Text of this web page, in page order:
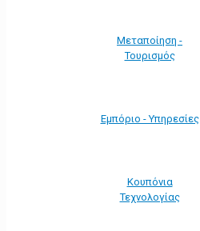
Μεταποίηση -
Τουρισμός
Εμπόριο - Υπηρεσίες
Κουπόνια
Τεχνολογίας